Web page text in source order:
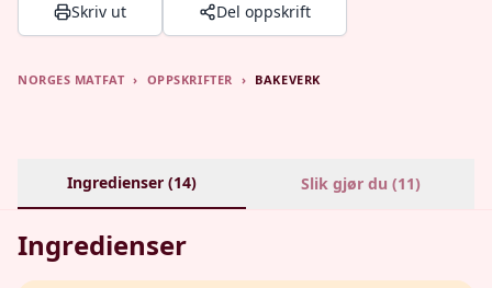
Skriv ut Del oppskrift
NORGES MATFAT › OPPSKRIFTER › BAKEVERK
Ingredienser (14) Slik gjør du (11)
Ingredienser